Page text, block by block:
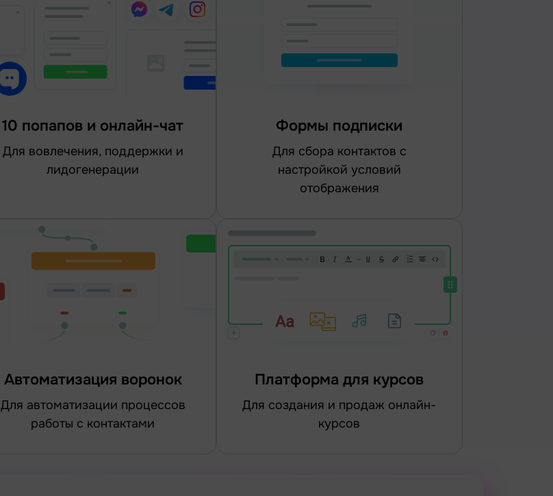
10 попапов и онлайн-чат
для вовлечения, поддержки и
лидогенерации
Формы подписки
для сбора контактов с
настройкой условий
отображения
Автоматизация воронок
для автоматизации процессов
работы с контактами
Платформа для курсов
для создания и продаж онлайн-
курсов